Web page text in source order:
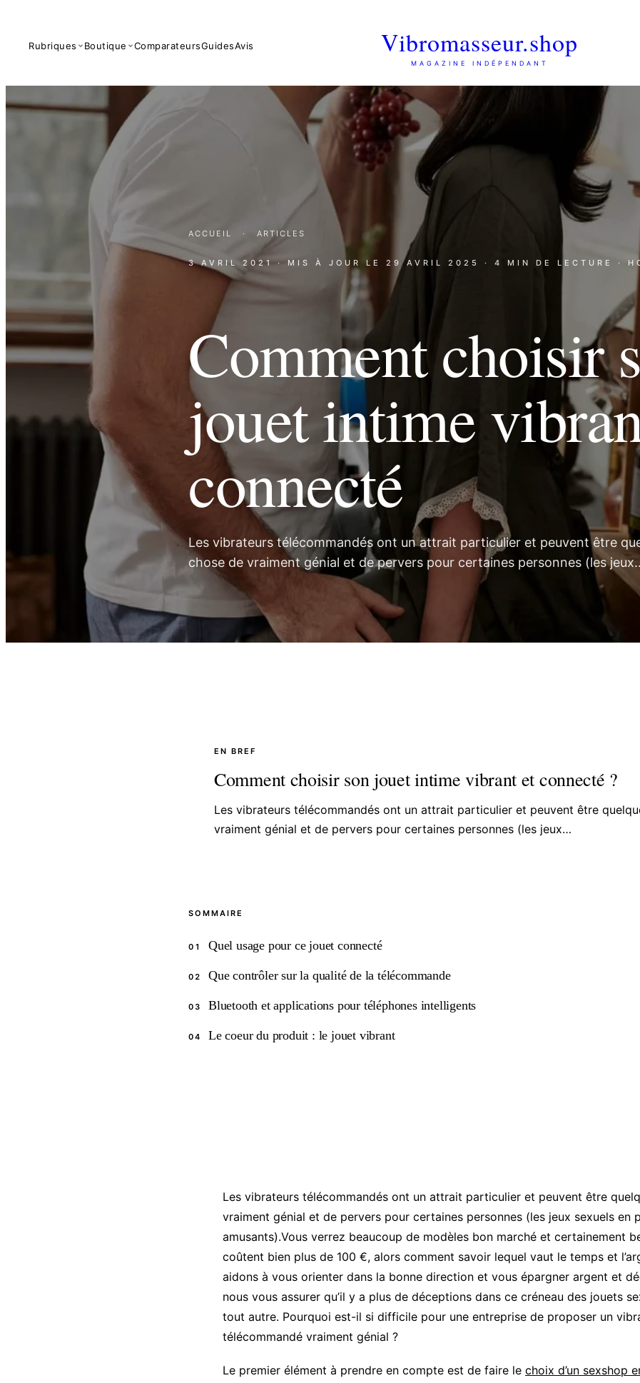
Rubriques Boutique ComparateursGuidesAvis Vibromasseur.shop
MAGAZINE INDÉPENDANT
ACCUEIL · ARTICLES
3 AVRIL 2021 · MIS À JOUR LE 29 AVRIL 2025 · 4 MIN DE LECTURE ·
Comment choisir
jouet intime
connecté
Les vibrateurs télécommandés ont un attrait particulier et peuvent être
chose de vraiment génial et de pervers pour certaines personnes (les
EN BREF
Comment choisir son jouet intime vibrant et connecté ?
Les vibrateurs télécommandés ont un attrait particulier et peuvent être
vraiment génial et de pervers pour certaines personnes (les jeux…
SOMMAIRE
01 Quel usage pour ce jouet connecté
02 Que contrôler sur la qualité de la télécommande
03 Bluetooth et applications pour téléphones intelligents
04 Le coeur du produit : le jouet vibrant
Les vibrateurs télécommandés ont un attrait particulier et peuvent être
vraiment génial et de pervers pour certaines personnes (les jeux sexuels en
amusants).Vous verrez beaucoup de modèles bon marché et certainement
coûtent bien plus de 100 €, alors comment savoir lequel vaut le temps et
aidons à vous orienter dans la bonne direction et vous épargner argent et
nous vous assurer qu’il y a plus de déceptions dans ce créneau des jouets
tout autre. Pourquoi est-il si difficile pour une entreprise de proposer un
télécommandé vraiment génial ?
Le premier élément à prendre en compte est de faire le choix d’un sexshop